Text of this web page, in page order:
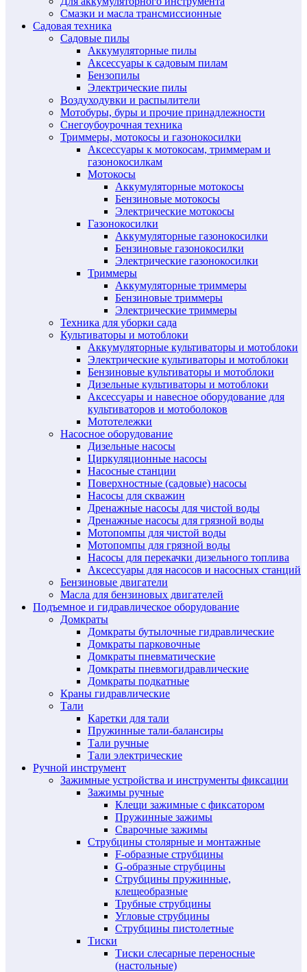
Смазки и масла трансмиссионные
Садовая техника
Садовые пилы
Аккумуляторные пилы
Аксессуары к садовым пилам
Бензопилы
Электрические пилы
Воздуходувки и распылители
Мотобуры, буры и прочие принадлежности
Снегоубоурочная техника
Триммеры, мотокосы и газонокосилки
Аксессуары к мотокосам, триммерам и
газонокосилкам
Мотокосы
Аккумуляторные мотокосы
Бензиновые мотокосы
Электрические мотокосы
Газонокосилки
Аккумуляторные газонокосилки
Бензиновые газонокосилки
Электрические газонокосилки
Триммеры
Аккумуляторные триммеры
Бензиновые триммеры
Электрические триммеры
Техника для уборки сада
Культиваторы и мотоблоки
Аккумуляторные культиваторы и мотоблоки
Электрические культиваторы и мотоблоки
Бензиновые культиваторы и мотоблоки
Дизельные культиваторы и мотоблоки
Аксессуары и навесное оборудование для
культиваторов и мотоболоков
Мототележки
Насосное оборудование
Дизельные насосы
Циркуляционные насосы
Насосные станции
Поверхностные (садовые) насосы
Насосы для скважин
Дренажные насосы для чистой воды
Дренажные насосы для грязной воды
Мотопомпы для чистой воды
Мотопомпы для грязной воды
Насосы для перекачки дизельного топлива
Аксессуары для насосов и насосных станций
Бензиновые двигатели
Масла для бензиновых двигателей
Подъемное и гидравлическое оборудование
Домкраты
Домкраты бутылочные гидравлические
Домкраты парковочные
Домкраты пневматические
Домкраты пневмогидравлические
Домкраты подкатные
Краны гидравлические
Тали
Каретки для тали
Пружинные тали-балансиры
Тали ручные
Тали электрические
Ручной инструмент
Зажимные устройства и инструменты фиксации
Зажимы ручные
Клещи зажимные с фиксатором
Пружинные зажимы
Сварочные зажимы
Струбцины столярные и монтажные
F-образные струбцины
G-образные струбцины
Струбцины пружинные,
клещеобразные
Трубные струбцины
Угловые струбцины
Струбцины пистолетные
Тиски
Тиски слесарные переносные
(настольные)